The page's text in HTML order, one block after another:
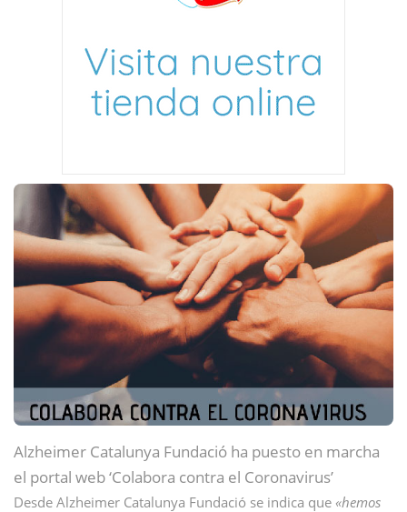
Alzheimer Catalunya Fundació ha puesto en marcha
el portal web ‘Colabora contra el Coronavirus’
Desde Alzheimer Catalunya Fundació se indica que «hemos